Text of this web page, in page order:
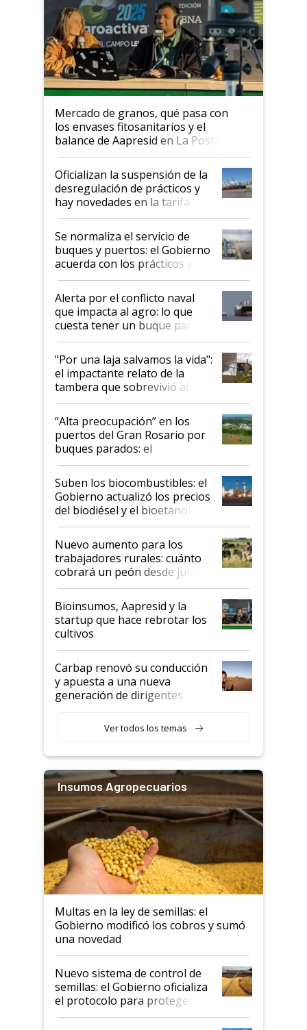
Mercado de granos, qué pasa con
los envases fitosanitarios y el
balance de Aapresid en La Posta
Oficializan la suspensión de la
desregulación de prácticos y
hay novedades en la tarifa de
la hidrovía
Se normaliza el servicio de
buques y puertos: el Gobierno
acuerda con los prácticos y
suspende el decreto de
desregulación
Alerta por el conflicto naval
que impacta al agro: lo que
cuesta tener un buque parado
y el peligro de que Argentina
pase a ser "país sucio"
"Por una laja salvamos la vida":
el impactante relato de la
tambera que sobrevivió al
tornado
“Alta preocupación” en los
puertos del Gran Rosario por
buques parados: el
funcionamiento de las
exportadoras en tensión tras
la medida de fuerza de los
prácticos
Suben los biocombustibles: el
Gobierno actualizó los precios
del biodiésel y el bioetanol
Nuevo aumento para los
trabajadores rurales: cuánto
cobrará un peón desde julio
Bioinsumos, Aapresid y la
startup que hace rebrotar los
cultivos
Carbap renovó su conducción
y apuesta a una nueva
generación de dirigentes
Ver todos los temas
Insumos Agropecuarios
Multas en la ley de semillas: el
Gobierno modificó los cobros y sumó
una novedad
Nuevo sistema de control de
semillas: el Gobierno oficializa
el protocolo para proteger la
propiedad intelectual